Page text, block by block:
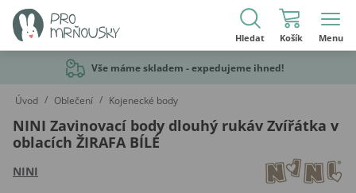
Hledat Košík Menu
Vše máme skladem - expedujeme ihned!
Úvod / Oblečení / Kojenecké body
NINI Zavinovací body dlouhý rukáv Zvířátka v
oblacích ŽIRAFA BÍLÉ
NINI